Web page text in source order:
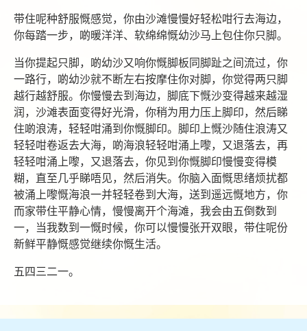
带住呢种舒服慨感觉，你由沙滩慢慢好轻松咁行去海边，
你每踏一步，啲暖洋洋、软绵绵慨幼沙马上包住你只脚。
当你提起只脚，啲幼沙又响你慨脚板同脚趾之间流过，你
一路行，啲幼沙就不断左右按摩住你对脚，你觉得两只脚
越行越舒服。你慢慢去到海边，脚底下慨沙变得越来越湿
润，沙滩表面变得好光滑，你稍为用力压上脚印，然后睇
住啲浪涛，轻轻咁涌到你慨脚印。脚印上慨沙随住浪涛又
轻轻咁卷返去大海，啲海浪轻轻咁涌上嚟，又退落去，再
轻轻咁涌上嚟，又退落去，你见到你慨脚印慢慢变得模
糊，直至几乎睇唔见，然后消失。你脑入面慨思绪烦扰都
被涌上嚟慨海浪一并轻轻卷到大海，送到遥远慨地方，你
而家带住平静心情，慢慢离开个海滩，我会由五倒数到
一，当我数到一慨时候，你可以慢慢张开双眼，带住呢份
新鲜平静慨感觉继续你慨生活。
五四三二一。